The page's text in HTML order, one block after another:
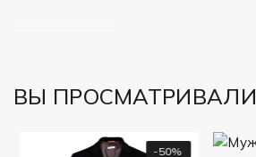
ВЫ ПРОСМАТРИВАЛИ
-50%